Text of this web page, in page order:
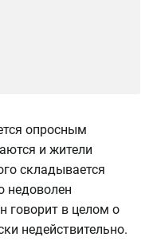
опросным
и жители
складывается
недоволен
говорит в целом о
недействительно.